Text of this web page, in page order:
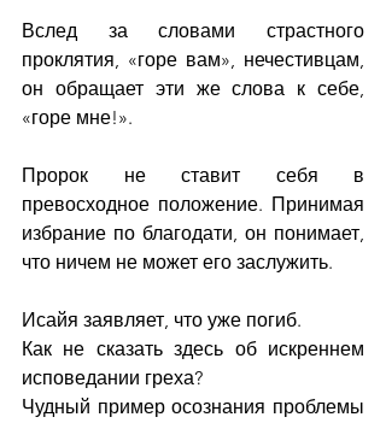
Вслед за словами страстного
проклятия, «горе вам», нечестивцам,
он обращает эти же слова к себе,
«горе мне!».
Пророк не ставит себя в
превосходное положение. Принимая
избрание по благодати, он понимает,
что ничем не может его заслужить.
Исайя заявляет, что уже погиб.
Как не сказать здесь об искреннем
исповедании греха?
Чудный пример осознания проблемы